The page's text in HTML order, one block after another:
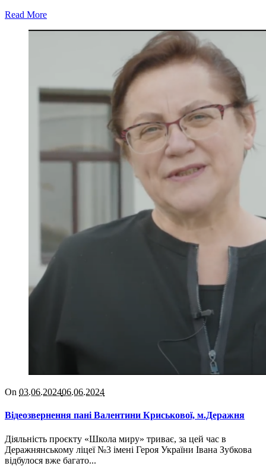
Read More
On 03.06.202406.06.2024
Відеозвернення пані Валентини Криськової, м.Деражня
Діяльність проєкту «Школа миру» триває, за цей час в
Деражнянському ліцеї №3 імені Героя України Івана Зубкова
відбулося вже багато...